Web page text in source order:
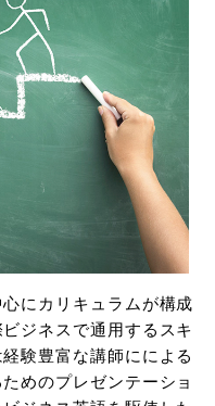
にカリキュラムが構成
ジネスで通用するスキ
験豊富な講師にによる
めのプレゼンテーショ